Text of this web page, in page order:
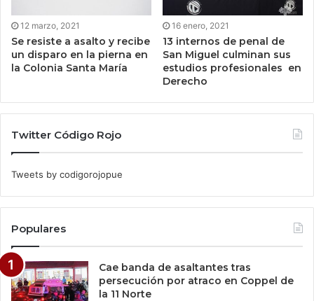
12 marzo, 2021
Se resiste a asalto y recibe
un disparo en la pierna en
la Colonia Santa María
16 enero, 2021
13 internos de penal de
San Miguel culminan sus
estudios profesionales en
Derecho
Twitter Código Rojo
Tweets by codigorojopue
Populares
Cae banda de asaltantes tras
persecución por atraco en Coppel de
la 11 Norte